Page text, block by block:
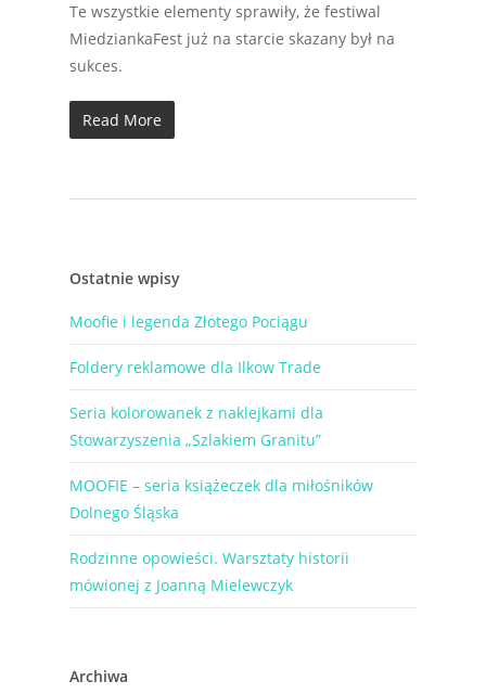
Te wszystkie elementy sprawiły, że festiwal
MiedziankaFest już na starcie skazany był na
sukces.
Read More
Ostatnie wpisy
Moofie i legenda Złotego Pociągu
Foldery reklamowe dla Ilkow Trade
Seria kolorowanek z naklejkami dla
Stowarzyszenia „Szlakiem Granitu”
MOOFIE – seria książeczek dla miłośników
Dolnego Śląska
Rodzinne opowieści. Warsztaty historii
mówionej z Joanną Mielewczyk
Archiwa